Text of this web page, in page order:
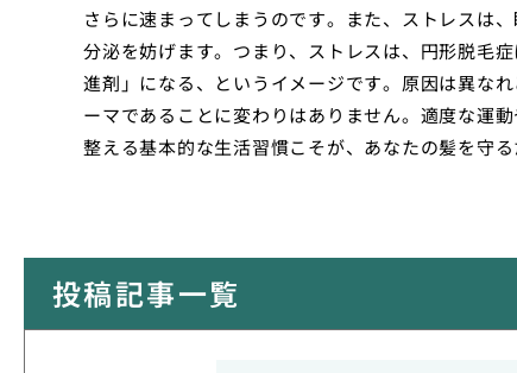
さらに速まってしまうのです。また、ストレスは
分泌を妨げます。つまり、ストレスは、円形脱毛
進剤」になる、というイメージです。原因は異な
ーマであることに変わりはありません。適度な運
整える基本的な生活習慣こそが、あなたの髪を守
投稿記事一覧